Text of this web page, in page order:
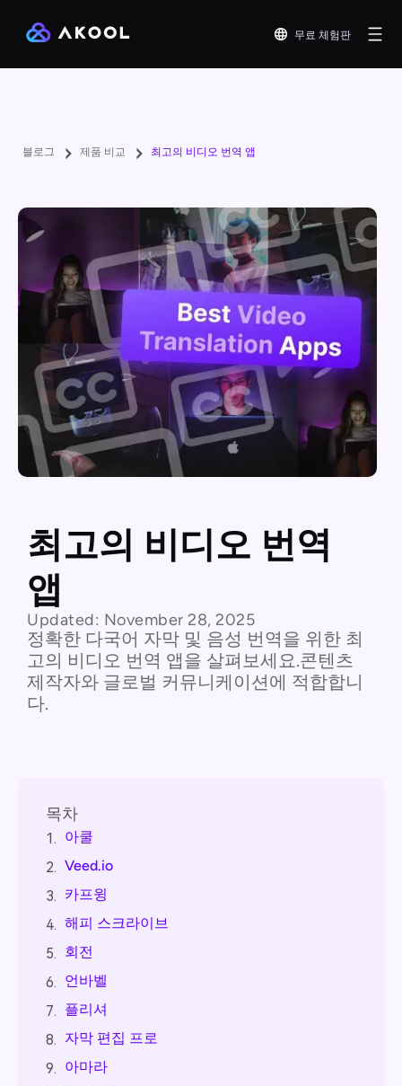
무료 체험판
블로그 제품 비교 최고의 비디오 번역 앱
최고의 비디오 번역
앱
Updated: November 28, 2025
정확한 다국어 자막 및 음성 번역을 위한 최
고의 비디오 번역 앱을 살펴보세요.콘텐츠
제작자와 글로벌 커뮤니케이션에 적합합니
다.
목차
1. 아쿨
2. Veed.io
3. 카프윙
4. 해피 스크라이브
5. 회전
6. 언바벨
7. 플리셔
8. 자막 편집 프로
9. 아마라